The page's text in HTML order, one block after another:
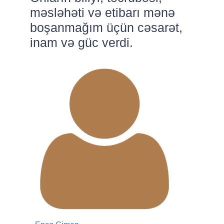
məsləhəti və etibarı mənə
boşanmağım üçün cəsarət,
inam və güc verdi.
aldığım xidmət səviyyəsi
inanılmaz idi, xüsusilə çətin
hissədə.